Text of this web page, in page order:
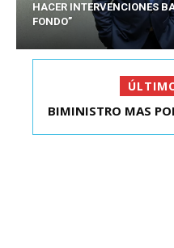
HACER INTERVENCIONES
FONDO”
KAST SE REUNIÓ
BIMINISTRO MAS